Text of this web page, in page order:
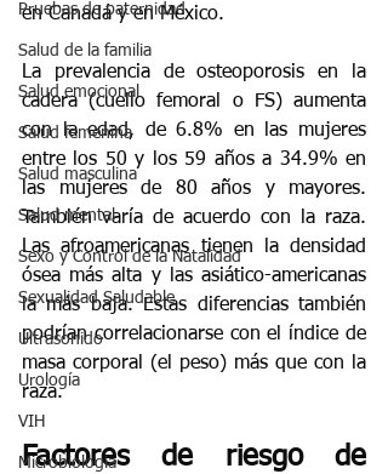
Pruebas de paternidad
Salud de la familia
Salud emocional
Salud femenina
Salud masculina
Salud mental
Sexo y Control de la Natalidad
Sexualidad Saludable
Ultrasonido
Urología
VIH
Microbiologia
en Canadá y en México.
La prevalencia de osteoporosis en la
cadera (cuello femoral o FS) aumenta
con la edad, de 6.8% en las mujeres
entre los 50 y los 59 años a 34.9% en
las mujeres de 80 años y mayores.
También varía de acuerdo con la raza.
Las afroamericanas tienen la densidad
ósea más alta y las asiático-americanas
la más baja. Estas diferencias también
podrían correlacionarse con el índice de
masa corporal (el peso) más que con la
raza.
Factores de riesgo de